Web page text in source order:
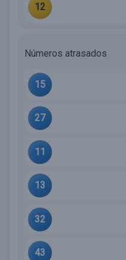
12
Números atrasados
15
27
11
13
32
43